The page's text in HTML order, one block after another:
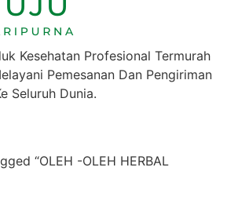
Kesehatan Profesional Termurah
Pemesanan Dan Pengiriman
Seluruh Dunia.
“OLEH -OLEH HERBAL